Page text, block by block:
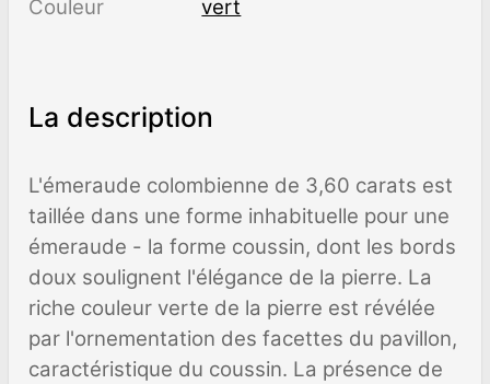
Couleur
vert
La description
L'émeraude colombienne de 3,60 carats est
taillée dans une forme inhabituelle pour une
émeraude - la forme coussin, dont les bords
doux soulignent l'élégance de la pierre. La
riche couleur verte de la pierre est révélée
par l'ornementation des facettes du pavillon,
caractéristique du coussin. La présence de